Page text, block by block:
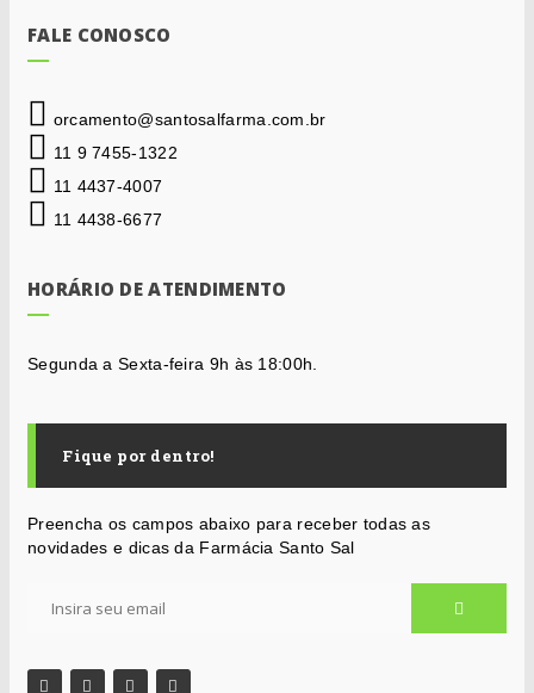
FALE CONOSCO
orcamento@santosalfarma.com.br
11 9 7455-1322
11 4437-4007
11 4438-6677
HORÁRIO DE ATENDIMENTO
Segunda a Sexta-feira 9h às 18:00h.
Fique por dentro!
Preencha os campos abaixo para receber todas as
novidades e dicas da Farmácia Santo Sal